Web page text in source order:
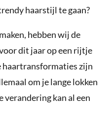
haarstijl te gaan?
hebben wij de
dit jaar op een rijtje
haartransformaties zijn
om je lange lokken
verandering kan al een